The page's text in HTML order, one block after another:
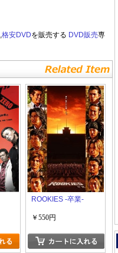
,格安DVDを販売する DVD販売専
ROOKIES -卒業-
￥550円